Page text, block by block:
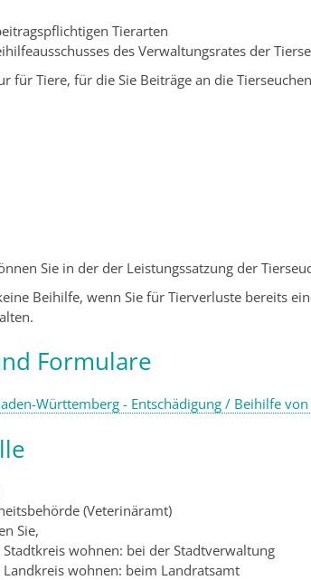
Tierarten
des Verwaltungsrates der
für Tiere, für die Sie Beiträge an die
Sie in der der Leistungssatzung der
Beihilfe, wenn Sie für Tierverluste bereits
Formulare
Württemberg - Entschädigung / Beihilfe
(Veterinäramt)
Sie,
wohnen: bei der Stadtverwaltung
wohnen: beim Landratsamt